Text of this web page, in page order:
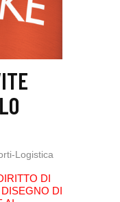
Logistica
DI
DI